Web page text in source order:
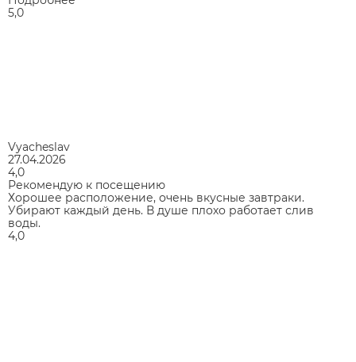
5,0
Vyacheslav
27.04.2026
4,0
Рекомендую к посещению
Хорошее расположение, очень вкусные завтраки.
Убирают каждый день. В душе плохо работает слив
воды.
4,0